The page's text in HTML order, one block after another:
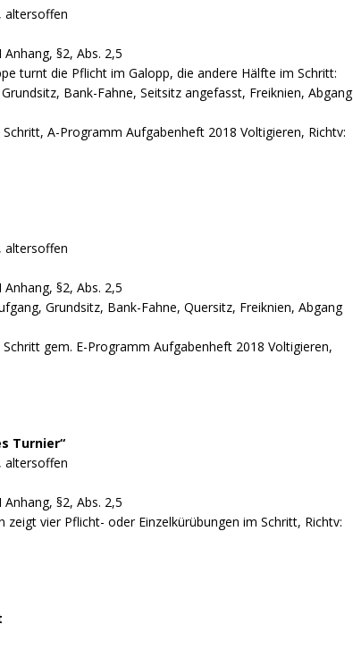
altersoffen
§2, Abs. 2,5
turnt die Pflicht im Galopp, die andere Hälfte im Schritt:
Bank-Fahne, Seitsitz angefasst, Freiknien, Abgang
A-Programm Aufgabenheft 2018 Voltigieren, Richtv:
altersoffen
§2, Abs. 2,5
Grundsitz, Bank-Fahne, Quersitz, Freiknien, Abgang
gem. E-Programm Aufgabenheft 2018 Voltigieren,
Turnier“
altersoffen
§2, Abs. 2,5
vier Pflicht- oder Einzelkürübungen im Schritt, Richtv: